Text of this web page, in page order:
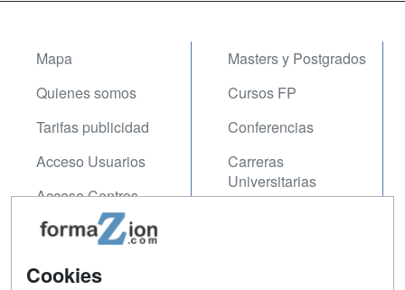
Mapa
Quienes somos
Tarifas publicidad
Acceso Usuarios
Acceso Centros
Masters y Postgrados
Cursos FP
Conferencias
Carreras
Universitarias
Contactar
Cookies